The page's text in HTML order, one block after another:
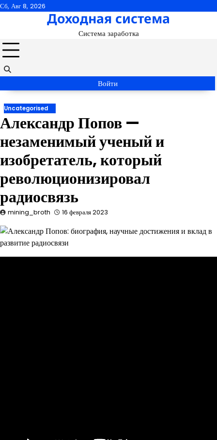
Перейти
Сб, Авг 8, 2026
Доходная система
Система заработка
Войти
Uncategorised
Александр Попов —
незаменимый ученый и
изобретатель, который
революционизировал
радиосвязь
mining_broth 16 февраля 2023